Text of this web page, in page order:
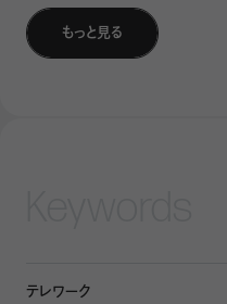
間も受動的になりやすいも
余裕を持てません。タスク
もっと見る
テレワーク